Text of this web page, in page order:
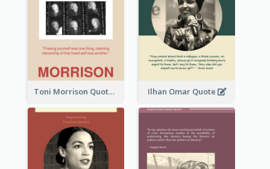
Toni Morrison Quote Ilhan Omar Quote